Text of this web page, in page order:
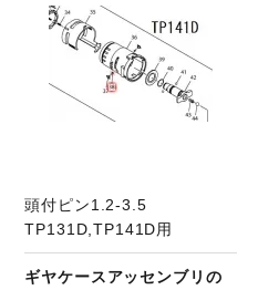
頭付ピン1.2-3.5
TP131D,TP141D用
ギヤケースアッセンブリの